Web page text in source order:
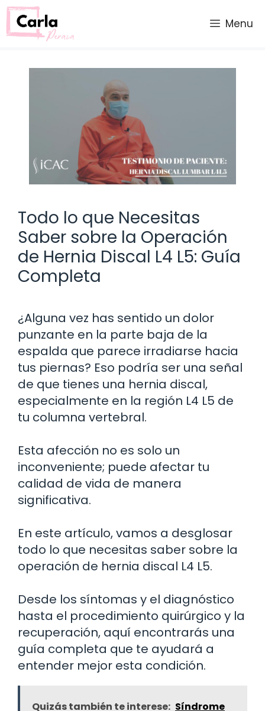
Saltar
al
contenido
Menu
Todo lo que Necesitas
Saber sobre la Operación
de Hernia Discal L4 L5: Guía
Completa
¿Alguna vez has sentido un dolor
punzante en la parte baja de la
espalda que parece irradiarse hacia
tus piernas? Eso podría ser una señal
de que tienes una hernia discal,
especialmente en la región L4 L5 de
tu columna vertebral.
Esta afección no es solo un
inconveniente; puede afectar tu
calidad de vida de manera
significativa.
En este artículo, vamos a desglosar
todo lo que necesitas saber sobre la
operación de hernia discal L4 L5.
Desde los síntomas y el diagnóstico
hasta el procedimiento quirúrgico y la
recuperación, aquí encontrarás una
guía completa que te ayudará a
entender mejor esta condición.
Quizás también te interese: Síndrome